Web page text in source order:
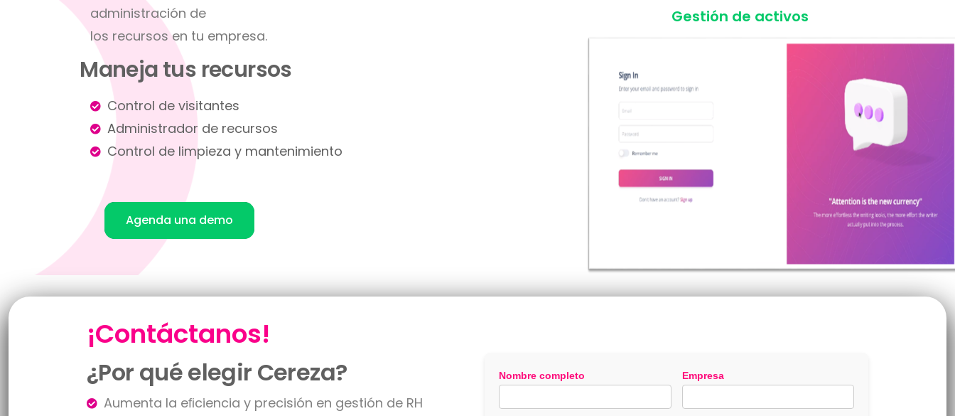
administración de
los recursos en tu empresa.
Maneja tus recursos
Control de visitantes
Administrador de recursos
Control de limpieza y mantenimiento
Agenda una demo
Gestión de activos
¡Contáctanos!
¿Por qué elegir Cereza?
Aumenta la eﬁciencia y precisión en gestión de RH
Nombre completo Empresa